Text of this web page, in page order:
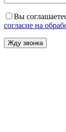
Вы
согласие на